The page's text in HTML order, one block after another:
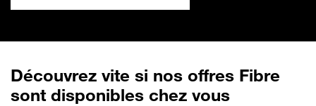
Découvrez vite si nos offres Fibre
sont disponibles chez vous